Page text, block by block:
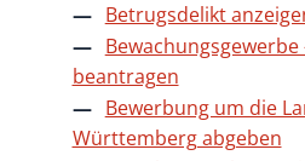
Betrugsdelikt
Bewachungsgewerbe
beantragen
Bewerbung um die
Württemberg abgeben